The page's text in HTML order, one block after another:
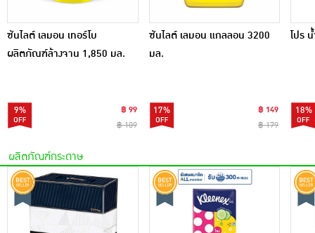
ซันไลต์ เลมอน เทอร์โบ
ผลิตภัณฑ์ล้างจาน 1,850 มล.
9%
฿ 99
฿ 109
ซันไลต์ เลมอน แกลลอน 3200
มล.
17%
฿ 149
฿ 179
โปร
18%
ผลิตภัณฑ์กระดาษ